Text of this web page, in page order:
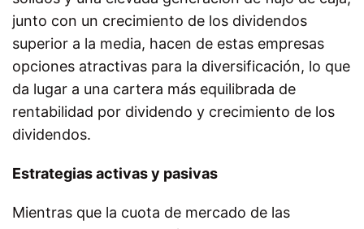
junto con un crecimiento de los dividendos
superior a la media, hacen de estas empresas
opciones atractivas para la diversificación, lo que
da lugar a una cartera más equilibrada de
rentabilidad por dividendo y crecimiento de los
dividendos.
Estrategias activas y pasivas
Mientras que la cuota de mercado de las